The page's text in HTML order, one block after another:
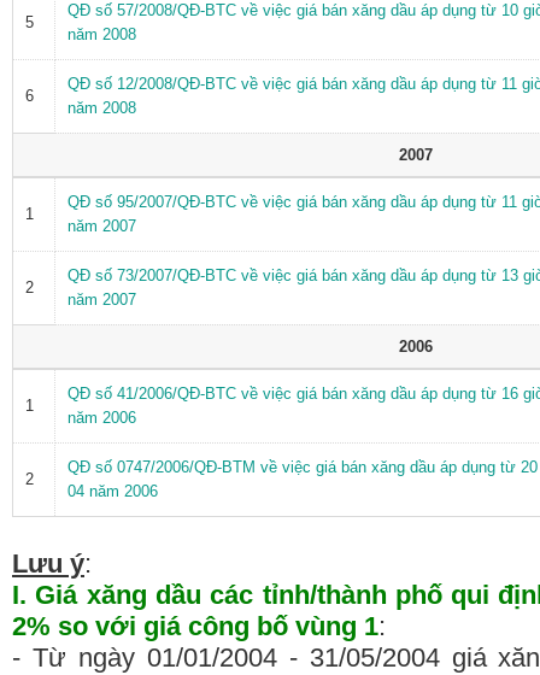
5
QĐ số 57/2008/QĐ-BTC về việc giá bán xăng dầu áp dụng từ 10
năm 2008
6
QĐ số 12/2008/QĐ-BTC về việc giá bán xăng dầu áp dụng từ 11
năm 2008
2007
1
QĐ số 95/2007/QĐ-BTC về việc giá bán xăng dầu áp dụng từ 11
năm 2007
2
QĐ số 73/2007/QĐ-BTC về việc giá bán xăng dầu áp dụng từ 13
năm 2007
2006
1
QĐ số 41/2006/QĐ-BTC về việc giá bán xăng dầu áp dụng từ 16
năm 2006
2
QĐ số 0747/2006/QĐ-BTM về việc giá bán xăng dầu áp dụng từ
04 năm 2006
Lưu ý:
I. Giá xăng dầu các tỉnh/thành phố qui
2% so với giá công bố vùng 1:
- Từ ngày 01/01/2004 - 31/05/2004 giá